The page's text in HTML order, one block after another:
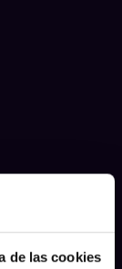
de las cookies